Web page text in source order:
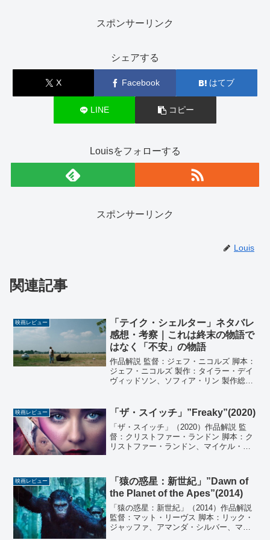
スポンサーリンク
シェアする
X Facebook はてブ
LINE コピー
Louisをフォローする
スポンサーリンク
Louis
関連記事
映画レビュー
「テイク・シェルター」ネタバレ
感想・考察｜これは終末の物語で
はなく「不安」の物語
作品解説 監督：ジェフ・ニコルズ 脚本：
ジェフ・ニコルズ 製作：タイラー・デイ
ヴィッドソン、ソフィア・リン 製作総指
ウス、コリン・ストラウス、リチャー
ド・ロスフェルド、...
映画レビュー 「ザ・スイッチ」”Freaky”(2020)
「ザ・スイッチ」（2020）作品解説 監
督：クリストファー・ランドン 脚本：ク
リストファー・ランドン、マイケル・ケ
ク・ロック、グレッグ・ギルレス 音楽：
ベアー・マク...
映画レビュー
「猿の惑星：新世紀」”Dawn of
the Planet of the Apes”(2014)
「猿の惑星：新世紀」（2014）作品解説
監督：マット・リーヴス 脚本：リック・
ジャッファ、アマンダ・シルバー、マー